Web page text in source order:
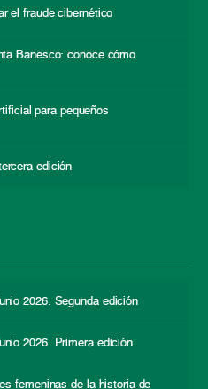
el fraude cibernético
Banesco: conoce cómo
para pequeños
edición
2026. Segunda edición
2026. Primera edición
femeninas de la historia de